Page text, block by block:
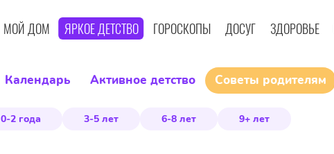
МОЙ ДОМ ЯРКОЕ ДЕТСТВО ГОРОСКОПЫ ДОСУГ ЗДОРОВЬЕ
Календарь Активное детство Советы родителям
0-2 года 3-5 лет 6-8 лет 9+ лет